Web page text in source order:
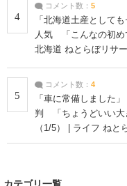
4
コメント数： 5
「北海道土産として
人気 「こんなの初め
北海道 ねとらぼリサ
5
コメント数： 4
「車に常備しました
判 「ちょうどいい大
（1/5） | ライフ ねと
カテゴリ一覧